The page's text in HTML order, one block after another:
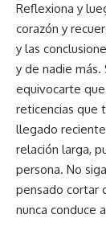
Reflexiona y
corazón y
y las
y de nadie
equivocarte
reticencias que
llegado
relación larga,
persona. No
pensado cortar
nunca conduce